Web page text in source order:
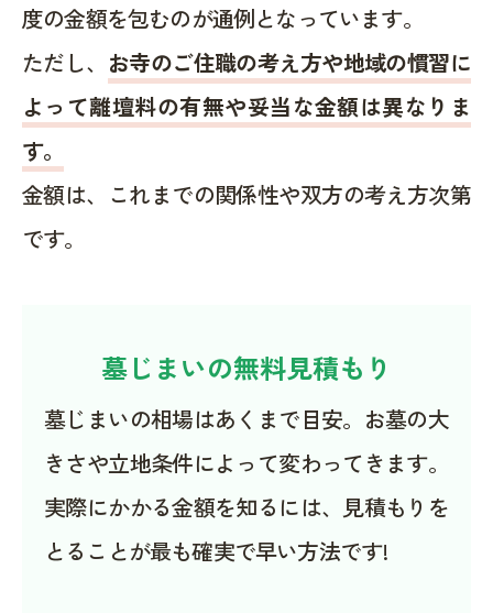
度の金額を包むのが通例となっています。
ただし、 お寺のご住職の考え方や地域の慣習に
よって離壇料の有無や妥当な金額は異なりま
す。
金額は、これまでの関係性や双方の考え方次第
です。
墓じまいの無料見積もり
墓じまいの相場はあくまで目安。お墓の大
きさや立地条件によって変わってきます。
実際にかかる金額を知るには、見積もりを
とることが最も確実で早い方法です!